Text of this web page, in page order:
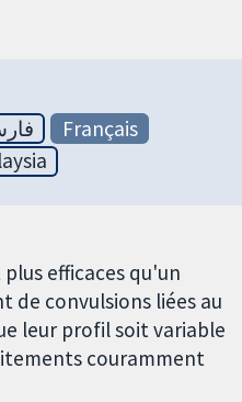
Français
efficaces qu'un
de convulsions liées au
leur profil soit variable
couramment